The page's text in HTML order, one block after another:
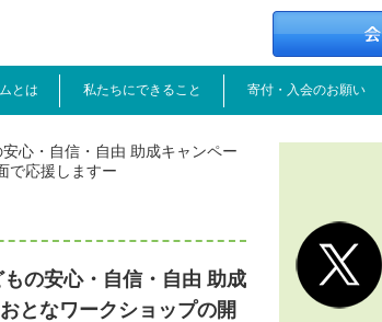
とは 私たちにできること 寄付・入会のお願い
心・自信・自由 助成キャンペー
で応援しますー
の安心・自信・自由 助成
となワークショップの開